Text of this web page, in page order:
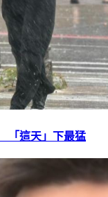
「這天」下最猛